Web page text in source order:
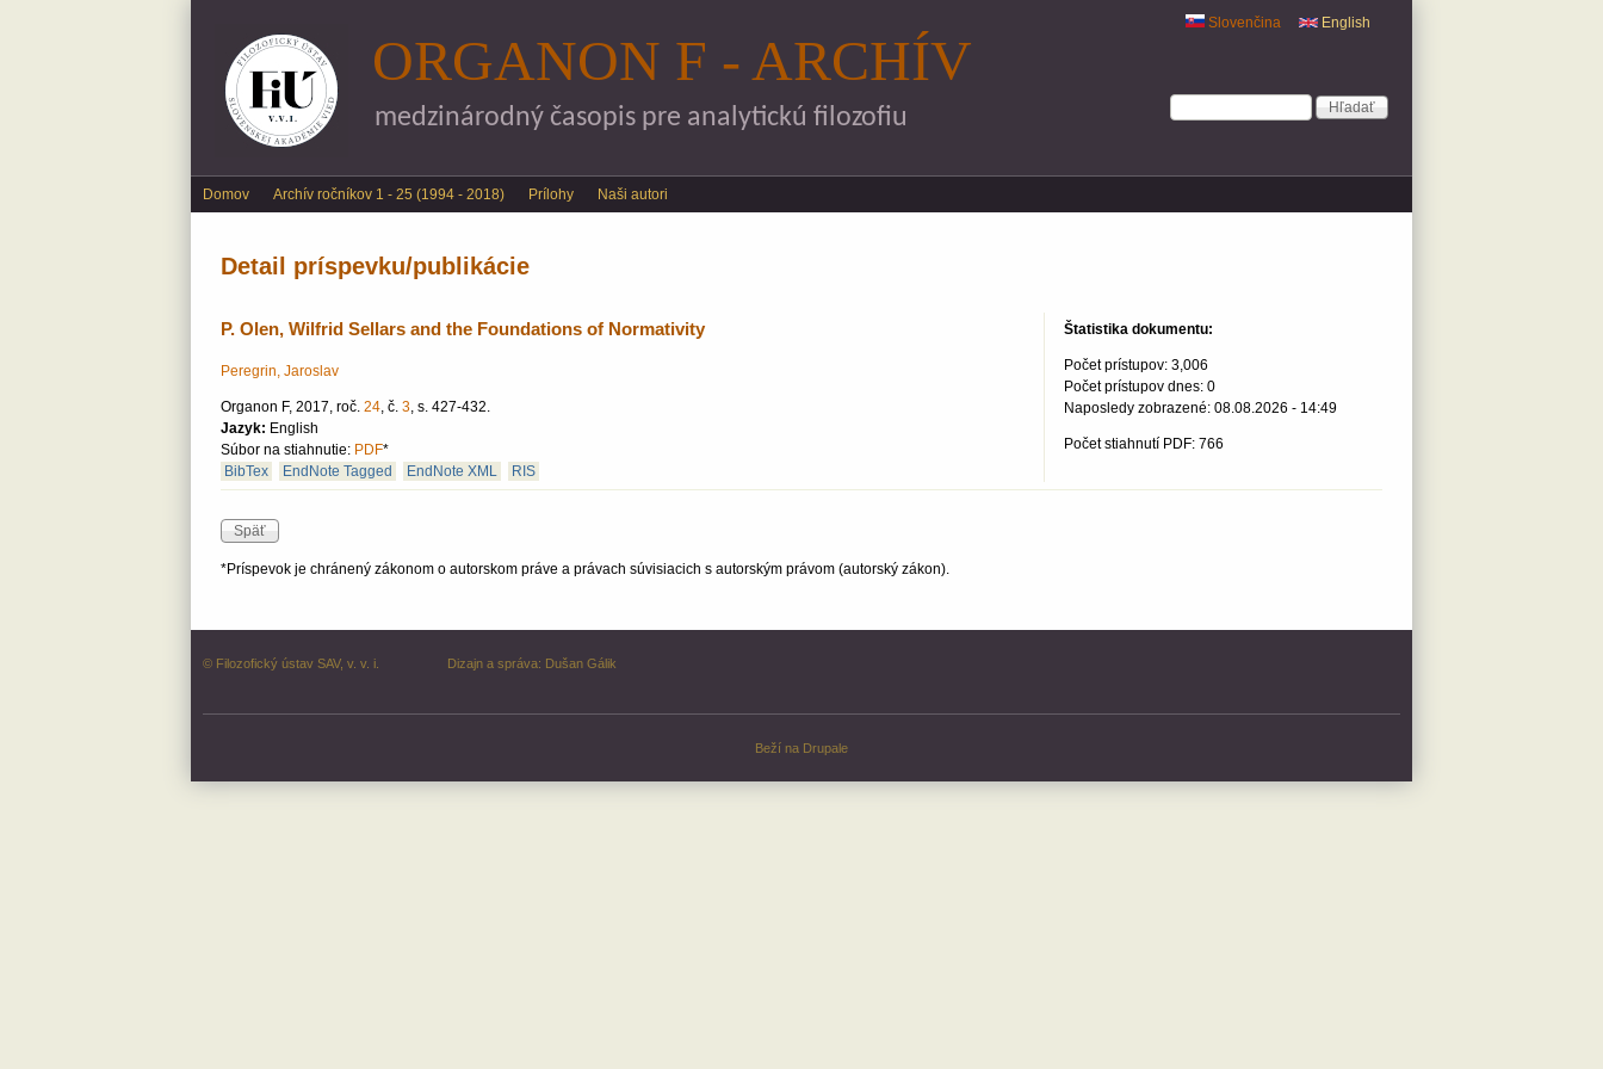
English
Slovenčina
Vyhľadávanie
Hľadať
ORGANON F - ARCHÍV
medzinárodný časopis pre analytickú filozofiu
Main menu
Domov Archív ročníkov 1 - 25 (1994 - 2018) Prílohy Naši autori
Detail príspevku/publikácie
P. Olen, Wilfrid Sellars and the Foundations of Normativity
Peregrin, Jaroslav
Organon F, 2017, roč. 24, č. 3, s. 427-432.
Jazyk: English
Súbor na stiahnutie: PDF*
BibTex
EndNote Tagged EndNote XML RIS
Štatistika dokumentu:
Počet prístupov: 3,006
Počet prístupov dnes: 0
Naposledy zobrazené: 08.08.2026 - 14:49
Počet stiahnutí PDF: 766
*Príspevok je chránený zákonom o autorskom práve a právach súvisiacich s autorským právom (autorský zákon).
© Filozofický ústav SAV, v. v. i. Dizajn a správa: Dušan Gálik
Beží na Drupale